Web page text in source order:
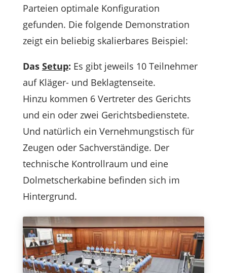
Parteien optimale Konfiguration
gefunden. Die folgende Demonstration
zeigt ein beliebig skalierbares Beispiel:
Das Setup: Es gibt jeweils 10 Teilnehmer
auf Kläger- und Beklagtenseite.
Hinzu kommen 6 Vertreter des Gerichts
und ein oder zwei Gerichtsbedienstete.
Und natürlich ein Vernehmungstisch für
Zeugen oder Sachverständige. Der
technische Kontrollraum und eine
Dolmetscherkabine befinden sich im
Hintergrund.